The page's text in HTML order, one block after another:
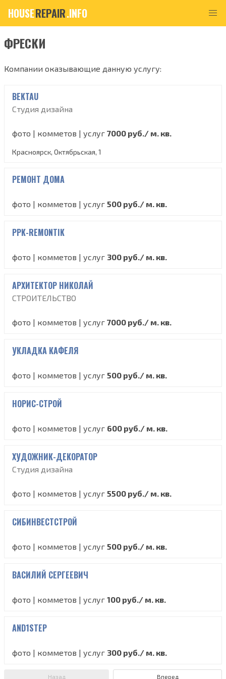
HOUSEREPAIR.INFO
ФРЕСКИ
Компании оказывающие данную услугу:
BEKTAU
Студия дизайна
фото | комметов | услуг 7000 руб./ м. кв.
Красноярск, Октябрьская, 1
РЕМОНТ ДОМА
фото | комметов | услуг 500 руб./ м. кв.
PPK-REMONTIK
фото | комметов | услуг 300 руб./ м. кв.
АРХИТЕКТОР НИКОЛАЙ
СТРОИТЕЛЬСТВО
фото | комметов | услуг 7000 руб./ м. кв.
УКЛАДКА КАФЕЛЯ
фото | комметов | услуг 500 руб./ м. кв.
НОРИС-СТРОЙ
фото | комметов | услуг 600 руб./ м. кв.
ХУДОЖНИК-ДЕКОРАТОР
Студия дизайна
фото | комметов | услуг 5500 руб./ м. кв.
СИБИНВЕСТСТРОЙ
фото | комметов | услуг 500 руб./ м. кв.
ВАСИЛИЙ СЕРГЕЕВИЧ
фото | комметов | услуг 100 руб./ м. кв.
AND1STEP
фото | комметов | услуг 300 руб./ м. кв.
Назад Вперед